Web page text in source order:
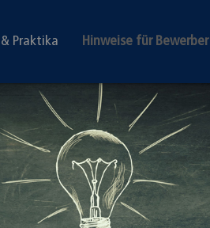
Praktika Hinweise für Bewerber